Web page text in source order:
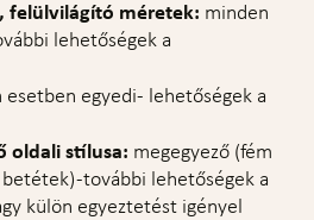
felülvilágító méretek: minden
lehetőségek a
esetben egyedi- lehetőségek a
oldali stílusa: megegyező (fém
-további lehetőségek a
külön egyeztetést igényel